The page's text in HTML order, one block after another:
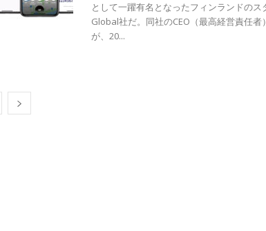
として一躍有名となったフィンランドの
Global社だ。同社のCEO（最高経営責任
が、20...